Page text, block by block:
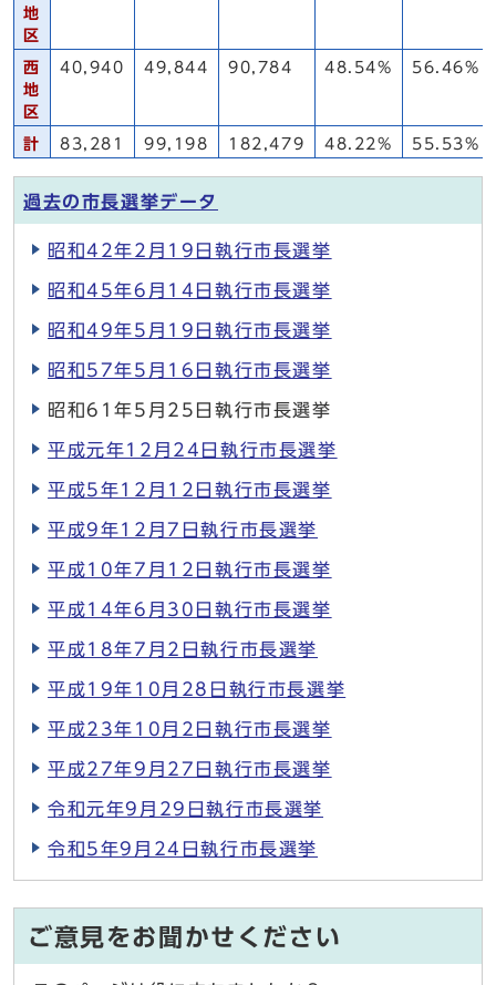
地
区
西
地
区
40,940 49,844 90,784 48.54% 56.46%
計 83,281 99,198 182,479 48.22% 55.53%
過去の市長選挙データ
昭和42年2月19日執行市長選挙
昭和45年6月14日執行市長選挙
昭和49年5月19日執行市長選挙
昭和57年5月16日執行市長選挙
昭和61年5月25日執行市長選挙
平成元年12月24日執行市長選挙
平成5年12月12日執行市長選挙
平成9年12月7日執行市長選挙
平成10年7月12日執行市長選挙
平成14年6月30日執行市長選挙
平成18年7月2日執行市長選挙
平成19年10月28日執行市長選挙
平成23年10月2日執行市長選挙
平成27年9月27日執行市長選挙
令和元年9月29日執行市長選挙
令和5年9月24日執行市長選挙
ご意見をお聞かせください